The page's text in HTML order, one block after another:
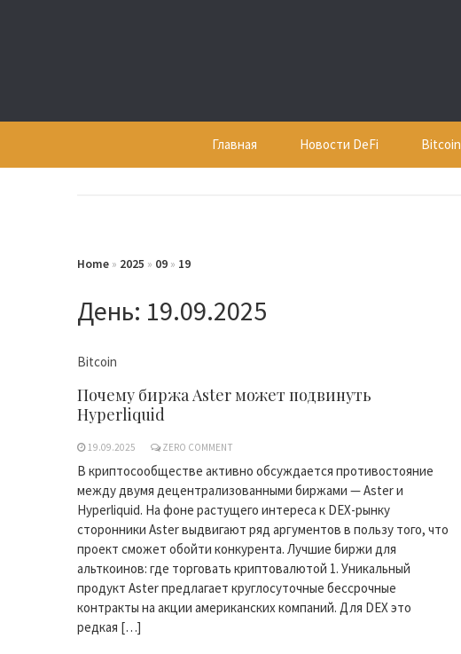
Главная Новости DeFi Bitcoin
Home » 2025 » 09 » 19
День: 19.09.2025
Bitcoin
Почему биржа Aster может подвинуть
Hyperliquid
19.09.2025 ZERO COMMENT
В криптосообществе активно обсуждается противостояние
между двумя децентрализованными биржами — Aster и
Hyperliquid. На фоне растущего интереса к DEX-рынку
сторонники Aster выдвигают ряд аргументов в пользу того, что
проект сможет обойти конкурента. Лучшие биржи для
альткоинов: где торговать криптовалютой 1. Уникальный
продукт Aster предлагает круглосуточные бессрочные
контракты на акции американских компаний. Для DEX это
редкая […]